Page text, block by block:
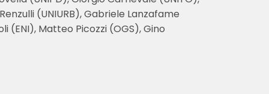
(UNIURB), Gabriele Lanzafame
(ENI), Matteo Picozzi (OGS), Gino